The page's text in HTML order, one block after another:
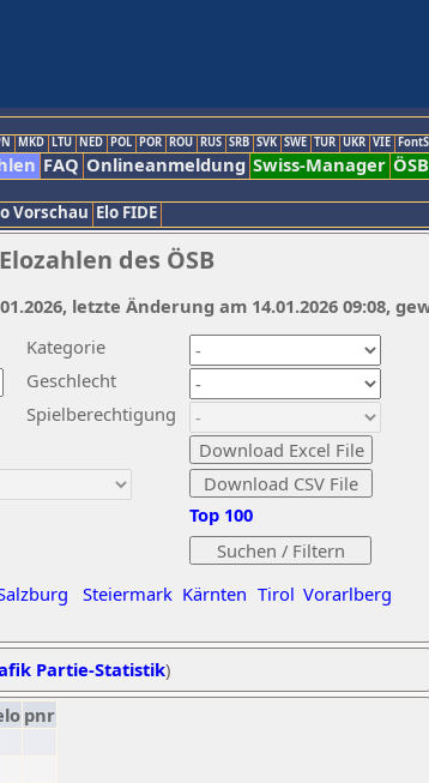
MKD LTU NED POL POR ROU RUS SRB SVK SWE TUR UKR VIE
FAQ Onlineanmeldung Swiss-Manager ÖSB
Vorschau Elo FIDE
des ÖSB
Kategorie
Geschlecht
Spielberechtigung
Steiermark Kärnten Tirol Vorarlberg
Top 100
letzte Änderung am 14.01.2026 09:08,
Partie-Statistik)
pnr